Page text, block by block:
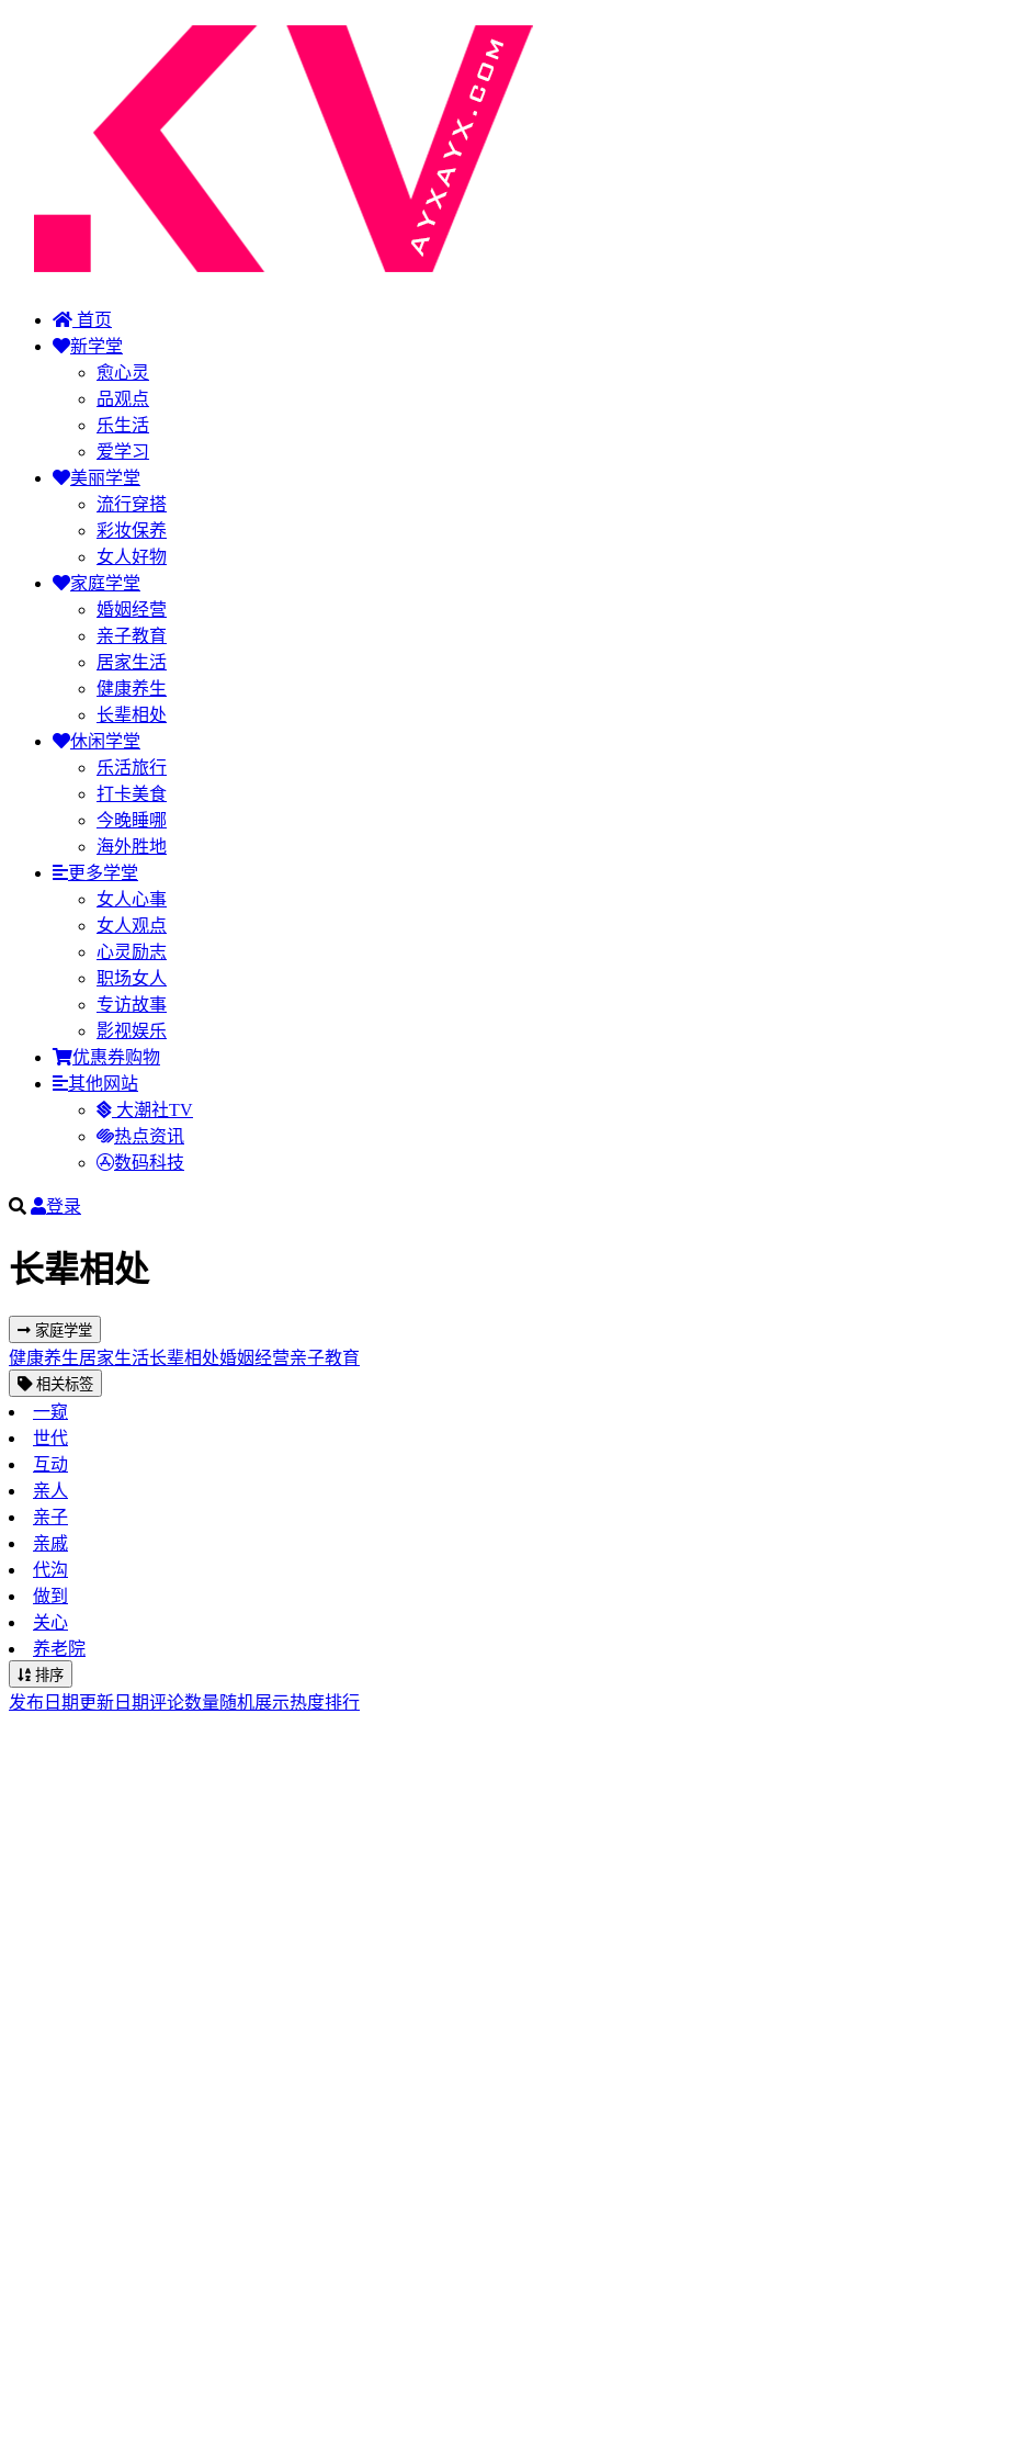
首页
新学堂
愈心灵
品观点
乐生活
爱学习
美丽学堂
流行穿搭
彩妆保养
女人好物
家庭学堂
婚姻经营
亲子教育
居家生活
健康养生
长辈相处
休闲学堂
乐活旅行
打卡美食
今晚睡哪
海外胜地
更多学堂
女人心事
女人观点
心灵励志
职场女人
专访故事
影视娱乐
优惠券购物
其他网站
大潮社TV
热点资讯
数码科技
登录
长辈相处
家庭学堂
健康养生居家生活长辈相处婚姻经营亲子教育
相关标签
一窥
世代
互动
亲人
亲子
亲戚
代沟
做到
关心
养老院
排序
发布日期 更新日期评论数量随机展示热度排行